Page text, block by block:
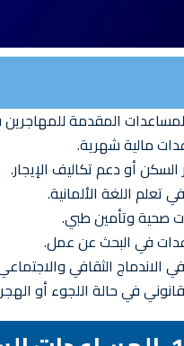
المقدمة للمهاجرين
مالية شهرية.
السكن أو دعم تكاليف الإيجار.
تعلم اللغة الألمانية.
صحية وتأمين طبي.
في البحث عن عمل.
الاندماج الثقافي
في حالة اللجوء أو